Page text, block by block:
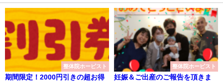
整体院ホーピスト
期間限定！2000円引きの超お得
整体院ホーピスト
妊娠＆ご出産のご報告を頂きま